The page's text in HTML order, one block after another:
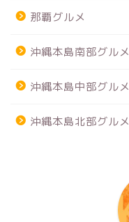
那覇グルメ
沖縄本島南部グルメ
沖縄本島中部グルメ
沖縄本島北部グルメ